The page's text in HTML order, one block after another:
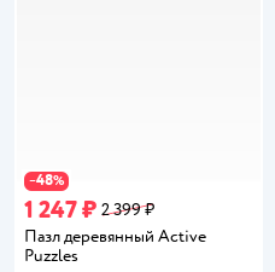
−48%
1 247 ₽ 2 399 ₽
Пазл деревянный Active
Puzzles